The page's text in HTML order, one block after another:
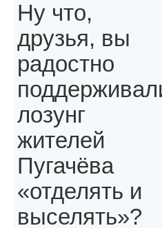
Ну что,
друзья, вы
радостно
лозунг
жителей
Пугачёва
«отделять и
выселять»?